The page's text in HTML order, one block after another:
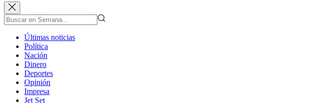
Últimas noticias
Política
Nación
Dinero
Deportes
Opinión
Impresa
Jet Set